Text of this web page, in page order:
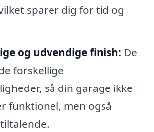
sparer dig for tid og
og udvendige finish: De
forskellige
så din garage ikke
funktionel, men også